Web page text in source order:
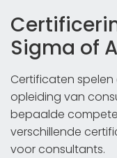
Sigma of
Certificaten spelen
opleiding van
bepaalde
verschillende
voor consultants.